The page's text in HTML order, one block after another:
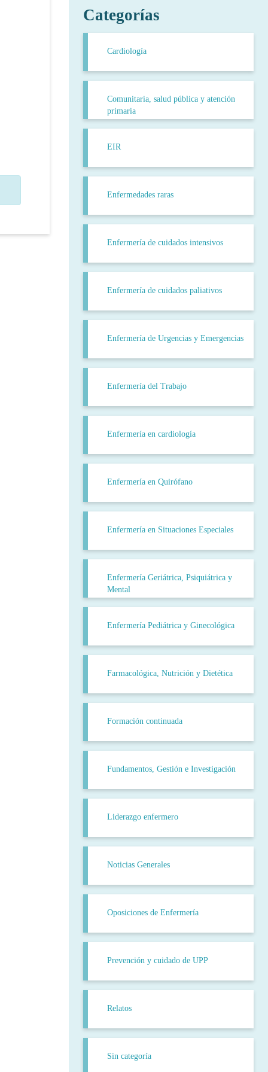
Categorías
Cardiología
Comunitaria, salud pública y atención
primaria
EIR
Enfermedades raras
Enfermería de cuidados intensivos
Enfermería de cuidados paliativos
Enfermería de Urgencias y Emergencias
Enfermería del Trabajo
Enfermería en cardiología
Enfermería en Quirófano
Enfermería en Situaciones Especiales
Enfermería Geriátrica, Psiquiátrica y
Mental
Enfermería Pediátrica y Ginecológica
Farmacológica, Nutrición y Dietética
Formación continuada
Fundamentos, Gestión e Investigación
Liderazgo enfermero
Noticias Generales
Oposiciones de Enfermería
Prevención y cuidado de UPP
Relatos
Sin categoría